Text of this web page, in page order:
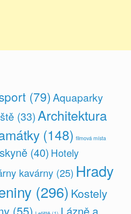
(79)Aquaparky
(33)Architektura
(148) filmová místa
(40) Hotely
kavárny (25) Hrady
(296) Kostely
Lázně a